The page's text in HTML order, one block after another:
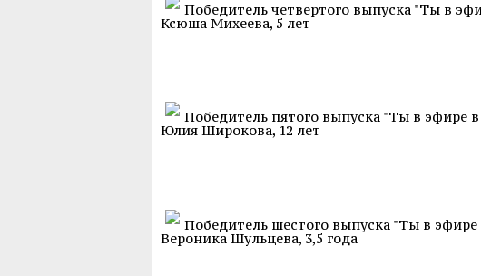
Победитель четвертого выпуска "Ты в
Ксюша Михеева, 5 лет
Победитель пятого выпуска "Ты в эфире
Юлия Широкова, 12 лет
Победитель шестого выпуска "Ты в
Вероника Шульцева, 3,5 года